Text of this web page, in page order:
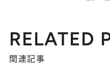
RELATED
関連記事